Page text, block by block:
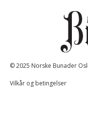
© 2025 Norske Bunader
Vilkår og betingelser